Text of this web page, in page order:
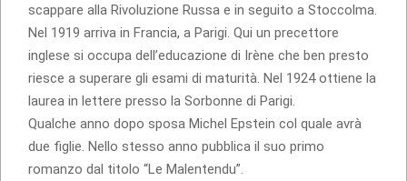
scappare alla Rivoluzione Russa e in seguito a Stoccolma.
Nel 1919 arriva in Francia, a Parigi. Qui un precettore
inglese si occupa dell’educazione di Irène che ben presto
riesce a superare gli esami di maturità. Nel 1924 ottiene la
laurea in lettere presso la Sorbonne di Parigi.
Qualche anno dopo sposa Michel Epstein col quale avrà
due figlie. Nello stesso anno pubblica il suo primo
romanzo dal titolo “Le Malentendu”.